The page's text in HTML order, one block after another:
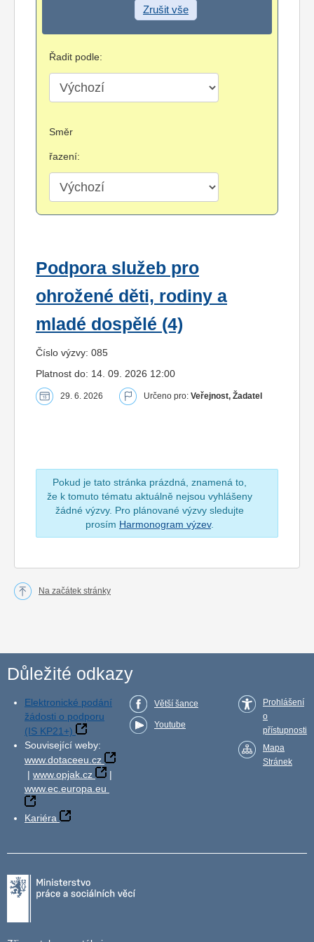
Zrušit vše
Řadit podle:
Směr
řazení:
Podpora služeb pro
ohrožené děti, rodiny a
mladé dospělé (4)
Číslo výzvy: 085
Platnost do: 14. 09. 2026 12:00
29. 6. 2026 Určeno pro: Veřejnost, Žadatel
Pokud je tato stránka prázdná, znamená to,
že k tomuto tématu aktuálně nejsou vyhlášeny
žádné výzvy. Pro plánované výzvy sledujte
prosím Harmonogram výzev.
Na začátek stránky
Důležité odkazy
Elektronické podání
žádosti o podporu
(IS KP21+)
Související weby:
www.dotaceeu.cz
| www.opjak.cz
|
www.ec.europa.eu
Kariéra
Větší šance
Youtube
Prohlášení
o
přístupnosti
Mapa
Stránek